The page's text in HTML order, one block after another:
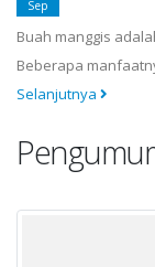
Sep
Buah manggis
Beberapa
Selanjutnya